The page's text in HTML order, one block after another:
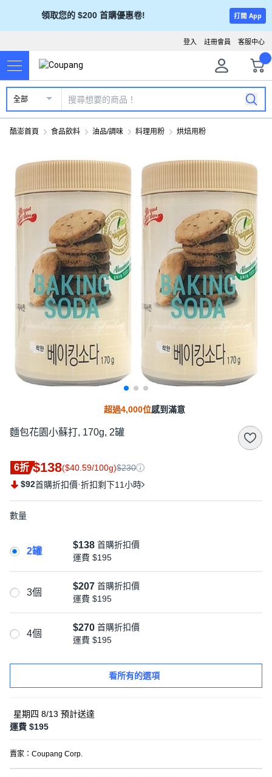
領取您的 $200 首購優惠卷! 打開 App
客服中心
註冊會員
登入
全部
酷澎首頁 食品飲料 油品/調味 料理用粉 烘焙用粉
超過4,000位感到滿意
麵包花園小蘇打, 170g, 2罐
6折 $138($40.59/100g)$230
$92首購折扣價·折扣剩下11小時
數量
2罐
$138 首購折扣價
運費 $195
3個
$207 首購折扣價
運費 $195
4個
$270 首購折扣價
運費 $195
看所有的選項
星期四 8/13 預計送達
運費 $195
賣家： Coupang Corp.